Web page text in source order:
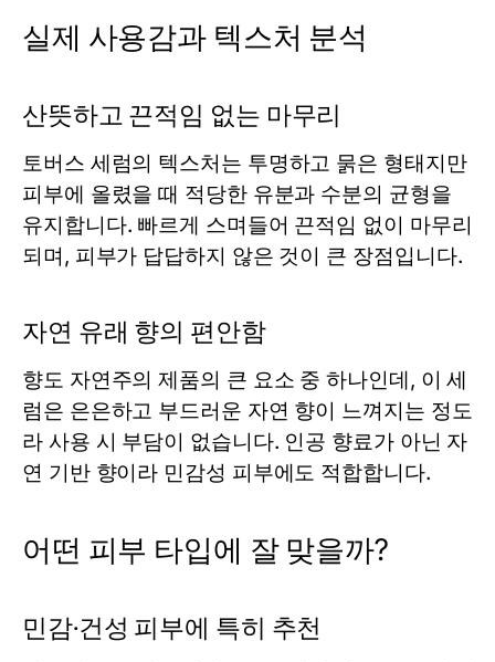
실제 사용감과 텍스처 분석
산뜻하고 끈적임 없는 마무리
토버스 세럼의 텍스처는 투명하고 묽은 형태지만
피부에 올렸을 때 적당한 유분과 수분의 균형을
유지합니다. 빠르게 스며들어 끈적임 없이 마무리
되며, 피부가 답답하지 않은 것이 큰 장점입니다.
자연 유래 향의 편안함
향도 자연주의 제품의 큰 요소 중 하나인데, 이세
럼은 은은하고 부드러운 자연 향이 느껴지는 정도
라 사용 시 부담이 없습니다. 인공 향료가 아닌 자
연 기반 향이라 민감성 피부에도 적합합니다.
어떤 피부 타입에 잘 맞을까?
민감·건성 피부에 특히 추천